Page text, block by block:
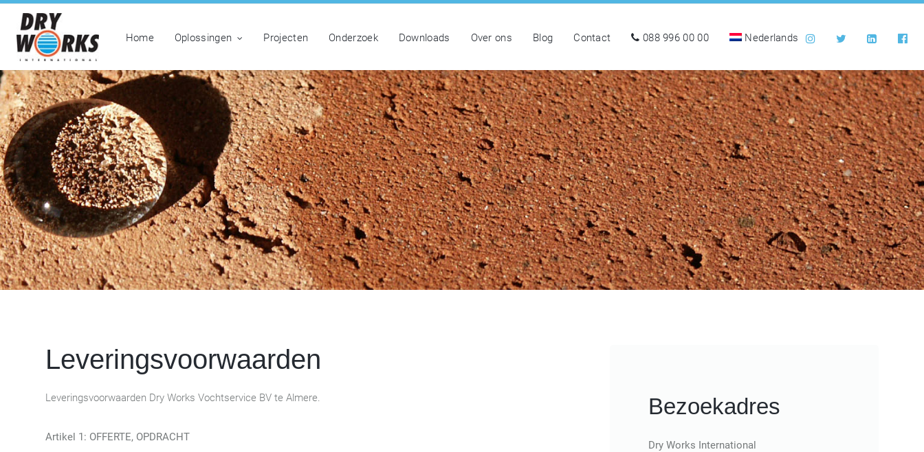
Home Oplossingen Projecten Onderzoek Downloads Over ons Blog Contact 088 996 00 00 Nederlands
Leveringsvoorwaarden
Leveringsvoorwaarden Dry Works Vochtservice BV te Almere.
Artikel 1: OFFERTE, OPDRACHT
Bezoekadres
Dry Works International